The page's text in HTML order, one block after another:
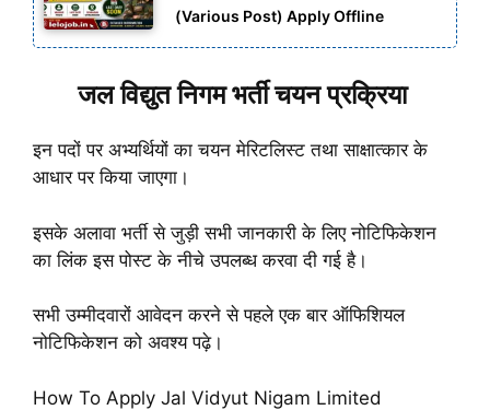
(Various Post) Apply Offline
जल विद्युत निगम भर्ती चयन प्रक्रिया
इन पदों पर अभ्यर्थियों का चयन मेरिटलिस्ट तथा साक्षात्कार के
आधार पर किया जाएगा।
इसके अलावा भर्ती से जुड़ी सभी जानकारी के लिए नोटिफिकेशन
का लिंक इस पोस्ट के नीचे उपलब्ध करवा दी गई है।
सभी उम्मीदवारों आवेदन करने से पहले एक बार ऑफिशियल
नोटिफिकेशन को अवश्य पढ़े।
How To Apply Jal Vidyut Nigam Limited